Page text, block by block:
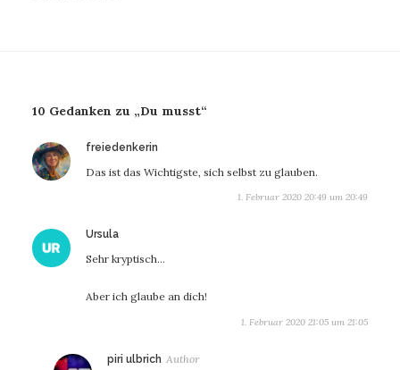
10 Gedanken zu „Du musst“
freiedenkerin
Das ist das Wichtigste, sich selbst zu glauben.
1. Februar 2020 20:49 um 20:49
Ursula
Sehr kryptisch…
Aber ich glaube an dich!
1. Februar 2020 21:05 um 21:05
piri ulbrich sagt: